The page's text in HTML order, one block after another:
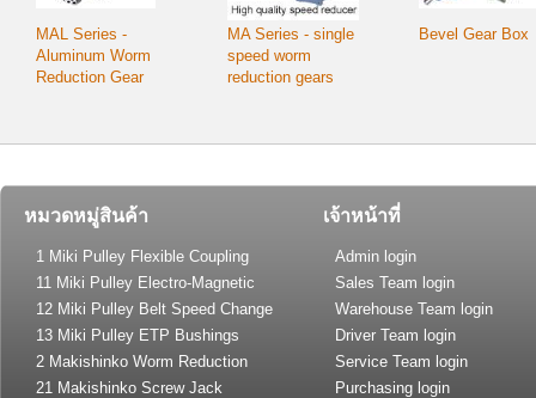
MAL Series -
Aluminum Worm
Reduction Gear
MA Series - single
speed worm
reduction gears
Bevel Gear Box
หมวดหมู่สินค้า
1 Miki Pulley Flexible Coupling
11 Miki Pulley Electro-Magnetic
Clutch and Brake
12 Miki Pulley Belt Speed Change
Drive
13 Miki Pulley ETP Bushings
(Shaft Lock)
2 Makishinko Worm Reduction
Gear
21 Makishinko Screw Jack
เจ้าหน้าที่
Admin login
Sales Team login
Warehouse Team login
Driver Team login
Service Team login
Purchasing login